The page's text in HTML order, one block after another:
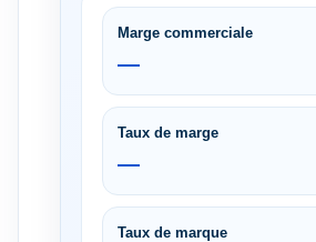
Marge commerciale
—
Taux de marge
—
Taux de marque